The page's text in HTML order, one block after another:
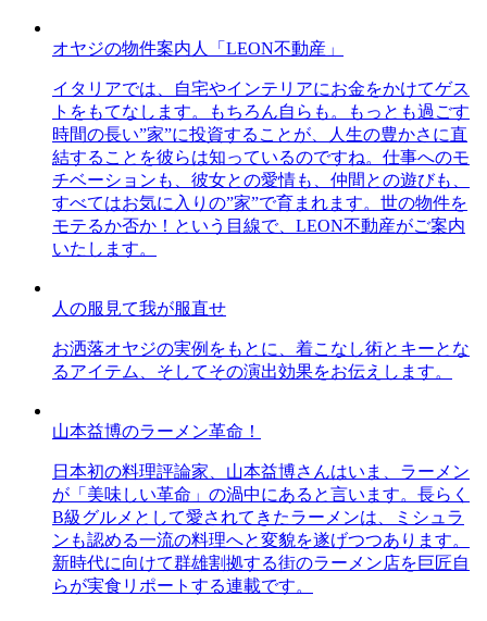
オヤジの物件案内人「LEON不動産」
イタリアでは、自宅やインテリアにお金をかけてゲス
トをもてなします。もちろん自らも。もっとも過ごす
時間の長い”家”に投資することが、人生の豊かさに直
結することを彼らは知っているのですね。仕事へのモ
チベーションも、彼女との愛情も、仲間との遊びも、
すべてはお気に入りの”家”で育まれます。世の物件を
モテるか否か！という目線で、LEON不動産がご案内
いたします。
人の服見て我が服直せ
お洒落オヤジの実例をもとに、着こなし術とキーとな
るアイテム、そしてその演出効果をお伝えします。
山本益博のラーメン革命！
日本初の料理評論家、山本益博さんはいま、ラーメン
が「美味しい革命」の渦中にあると言います。長らく
B級グルメとして愛されてきたラーメンは、ミシュラ
ンも認める一流の料理へと変貌を遂げつつあります。
新時代に向けて群雄割拠する街のラーメン店を巨匠自
らが実食リポートする連載です。